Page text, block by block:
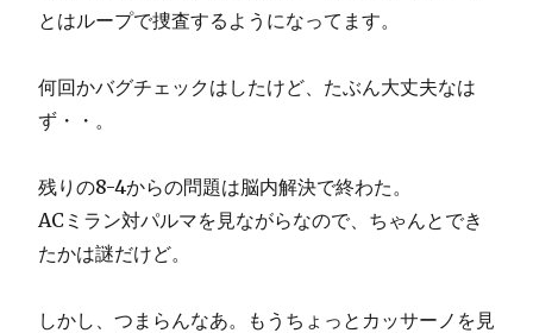
とはループで捜査するようになってます。
何回かバグチェックはしたけど、たぶん大丈夫なは
ず・・。
残りの8-4からの問題は脳内解決で終わた。
ACミラン対パルマを見ながらなので、ちゃんとでき
たかは謎だけど。
しかし、つまらんなあ。もうちょっとカッサーノを見